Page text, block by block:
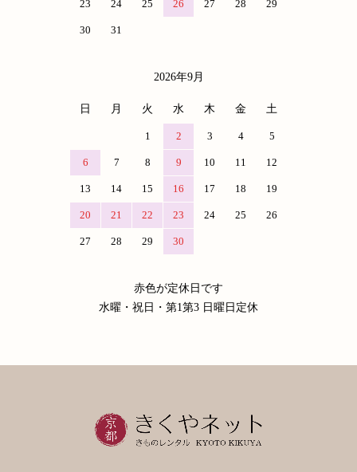
23 24 25 26 27 28 29
30 31
2026年9月
日 月 火 水 木 金 土
1 2 3 4 5
6 7 8 9 10 11 12
13 14 15 16 17 18 19
20 21 22 23 24 25 26
27 28 29 30
赤色が定休日です
水曜・祝日・第1第3 日曜日定休